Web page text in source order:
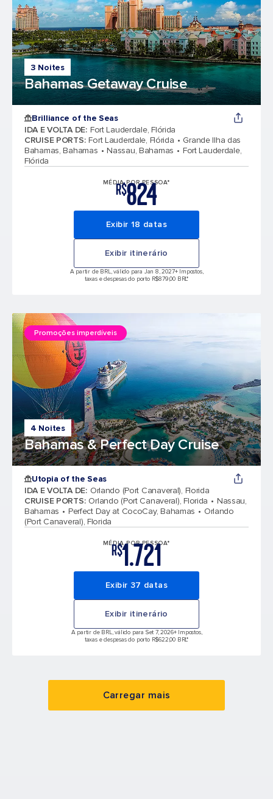
3 Noites
Bahamas Getaway Cruise
Brilliance of the Seas
IDA E VOLTA DE: Fort Lauderdale, Flórida
CRUISE PORTS: Fort Lauderdale, Flórida
Grande Ilha das
Bahamas, Bahamas
Nassau, Bahamas
Fort Lauderdale,
Flórida
MÉDIA POR PESSOA*
R$824
Exibir 18 datas
Exibir itinerário
A partir de BRL, válido para Jan 8, 2027+ Impostos,
taxas e despesas do porto R$879,00 BRL*
4 Noites
Bahamas & Perfect Day Cruise
Promoções imperdíveis
Utopia of the Seas
IDA E VOLTA DE: Orlando (Port Canaveral), Florida
CRUISE PORTS: Orlando (Port Canaveral), Florida
Nassau,
Bahamas
Perfect Day at CocoCay, Bahamas
Orlando
(Port Canaveral), Florida
MÉDIA POR PESSOA*
R$1.721
Exibir 37 datas
Exibir itinerário
A partir de BRL, válido para Set 7, 2026+ Impostos,
taxas e despesas do porto R$622,00 BRL*
Carregar mais